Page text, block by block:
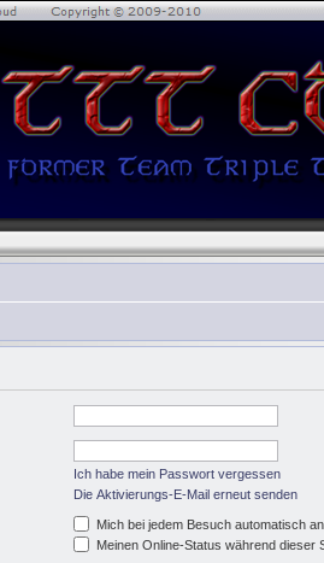
Ich habe mein Passwort vergessen
Die Aktivierungs-E-Mail erneut senden
Mich bei jedem Besuch automatisch
Meinen Online-Status während dieser